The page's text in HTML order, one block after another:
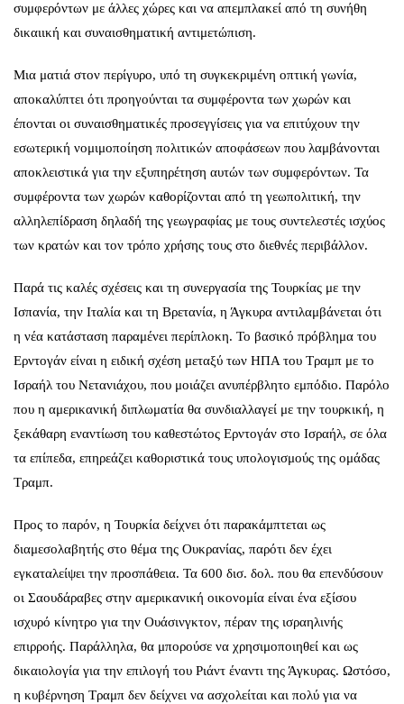
συμφερόντων με άλλες χώρες και να απεμπλακεί από τη συνήθη
δικαιική και συναισθηματική αντιμετώπιση.
Μια ματιά στον περίγυρο, υπό τη συγκεκριμένη οπτική γωνία,
αποκαλύπτει ότι προηγούνται τα συμφέροντα των χωρών και
έπονται οι συναισθηματικές προσεγγίσεις για να επιτύχουν την
εσωτερική νομιμοποίηση πολιτικών αποφάσεων που λαμβάνονται
αποκλειστικά για την εξυπηρέτηση αυτών των συμφερόντων. Τα
συμφέροντα των χωρών καθορίζονται από τη γεωπολιτική, την
αλληλεπίδραση δηλαδή της γεωγραφίας με τους συντελεστές ισχύος
των κρατών και τον τρόπο χρήσης τους στο διεθνές περιβάλλον.
Παρά τις καλές σχέσεις και τη συνεργασία της Τουρκίας με την
Ισπανία, την Ιταλία και τη Βρετανία, η Άγκυρα αντιλαμβάνεται ότι
η νέα κατάσταση παραμένει περίπλοκη. Το βασικό πρόβλημα του
Ερντογάν είναι η ειδική σχέση μεταξύ των ΗΠΑ του Τραμπ με το
Ισραήλ του Νετανιάχου, που μοιάζει ανυπέρβλητο εμπόδιο. Παρόλο
που η αμερικανική διπλωματία θα συνδιαλλαγεί με την τουρκική, η
ξεκάθαρη εναντίωση του καθεστώτος Ερντογάν στο Ισραήλ, σε όλα
τα επίπεδα, επηρεάζει καθοριστικά τους υπολογισμούς της ομάδας
Τραμπ.
Προς το παρόν, η Τουρκία δείχνει ότι παρακάμπτεται ως
διαμεσολαβητής στο θέμα της Ουκρανίας, παρότι δεν έχει
εγκαταλείψει την προσπάθεια. Τα 600 δισ. δολ. που θα επενδύσουν
οι Σαουδάραβες στην αμερικανική οικονομία είναι ένα εξίσου
ισχυρό κίνητρο για την Ουάσινγκτον, πέραν της ισραηλινής
επιρροής. Παράλληλα, θα μπορούσε να χρησιμοποιηθεί και ως
δικαιολογία για την επιλογή του Ριάντ έναντι της Άγκυρας. Ωστόσο,
η κυβέρνηση Τραμπ δεν δείχνει να ασχολείται και πολύ για να